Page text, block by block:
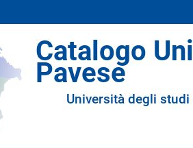
Catalogo
Pavese
Università degli studi